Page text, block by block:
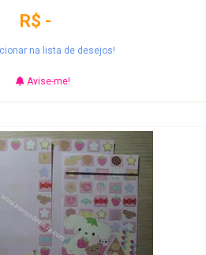
R$ -
na lista de desejos!
Avise-me!